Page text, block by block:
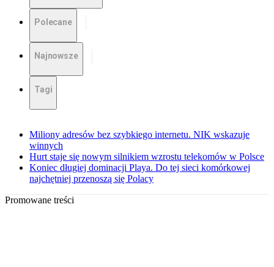
Polecane
Najnowsze
Tagi
Miliony adresów bez szybkiego internetu. NIK wskazuje
winnych
Hurt staje się nowym silnikiem wzrostu telekomów w Polsce
Koniec długiej dominacji Playa. Do tej sieci komórkowej
najchętniej przenoszą się Polacy
Promowane treści